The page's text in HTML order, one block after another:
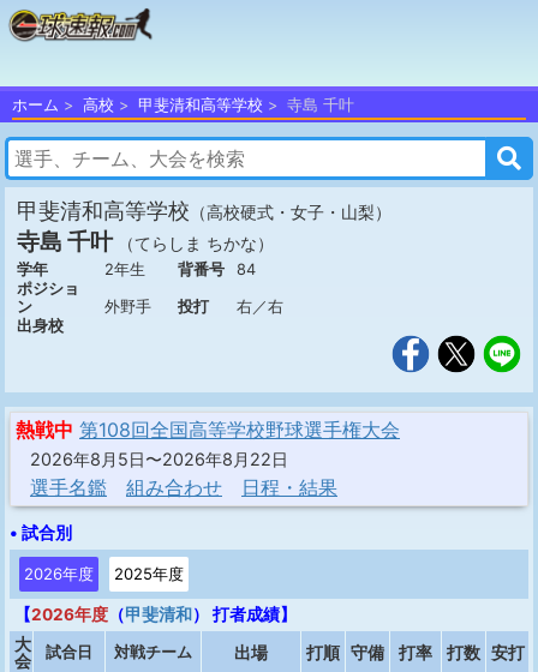
ホーム 高校 甲斐清和高等学校 寺島 千叶
甲斐清和高等学校 （高校硬式・女子・山梨）
寺島 千叶 （てらしま ちかな）
学年 2年生 背番号
84
ポジショ
ン
外野手 投打
右／右
出身校
熱戦中 第108回全国高等学校野球選手権大会
2026年8月5日〜2026年8月22日
選手名鑑 組み合わせ 日程・結果
• 試合別
2026年度 2025年度
【2026年度 （甲斐清和） 打者成績】
大
会
試合日 対戦チーム 出場 打順 守備 打率 打数 安打